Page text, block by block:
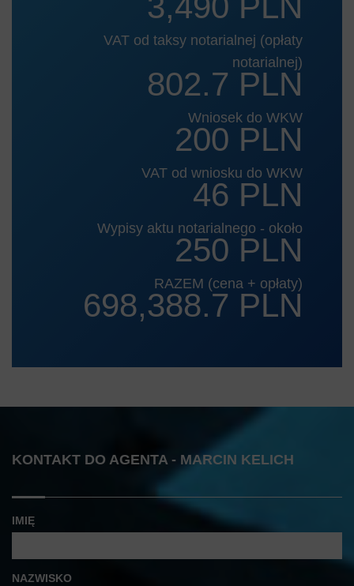
VAT od taksy notarialnej (opłaty
notarialnej)
802.7 PLN
Wniosek do WKW
200 PLN
VAT od wniosku do WKW
46 PLN
Wypisy aktu notarialnego - około
250 PLN
RAZEM (cena + opłaty)
698,388.7 PLN
KONTAKT DO AGENTA - MARCIN KELICH
IMIĘ
NAZWISKO